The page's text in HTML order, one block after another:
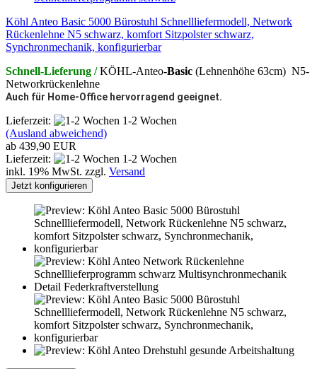
Köhl Anteo Basic 5000 Bürostuhl Schnellliefermodell, Network
Rückenlehne N5 schwarz, komfort Sitzpolster schwarz,
Synchronmechanik, konfigurierbar
Schnell-Lieferung /KÖHL-Anteo-Basic (Lehnenhöhe 63cm) N5-
Networkrückenlehne
Auch für Home-Office hervorragend geeignet.
Lieferzeit:
1-2 Wochen
(Ausland abweichend)
ab 439,90 EUR
Lieferzeit:
1-2 Wochen
inkl. 19% MwSt. zzgl. Versand
Jetzt konfigurieren